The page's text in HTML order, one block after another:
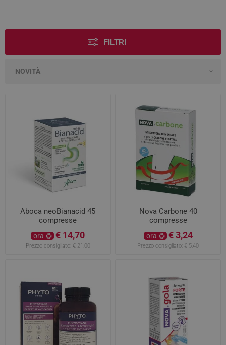
FILTRI
Aboca neoBianacid 45
compresse
ora € 14,70
Prezzo consigliato: € 21,00
Nova Carbone 40
compresse
ora € 3,24
Prezzo consigliato: € 5,40